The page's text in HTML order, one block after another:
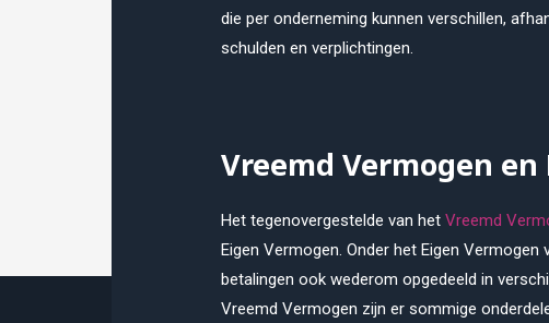
die per onderneming kunnen verschillen,
schulden en verplichtingen.
Vreemd Vermogen en
Het tegenovergestelde van hetVreemd
Eigen Vermogen. Onder het Eigen
betalingen ook wederom opgedeeld in
Vreemd Vermogen zijn er sommige